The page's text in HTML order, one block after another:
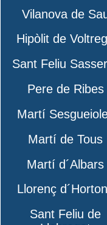
Vilanova de
Hipòlit de
Sant Feliu
Pere de Ribes
Martí
Martí de Tous
Martí d´Albars
Llorenç
Sant Feliu de